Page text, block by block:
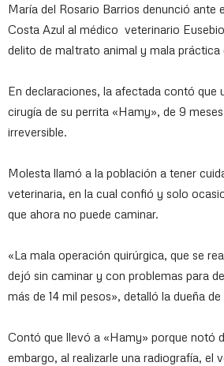
María del Rosario Barrios denunció ante
Costa Azul al médico veterinario
delito de maltrato animal y mala práctica
En declaraciones, la afectada contó que
cirugía de su perrita «Hamy», de 9
irreversible.
Molesta llamó a la población a tener
veterinaria, en la cual confió y solo
que ahora no puede caminar.
«La mala operación quirúrgica, que se
dejó sin caminar y con problemas para
más de 14 mil pesos», detalló la dueña
Contó que llevó a «Hamy» porque notó
embargo, al realizarle una radiografía, el